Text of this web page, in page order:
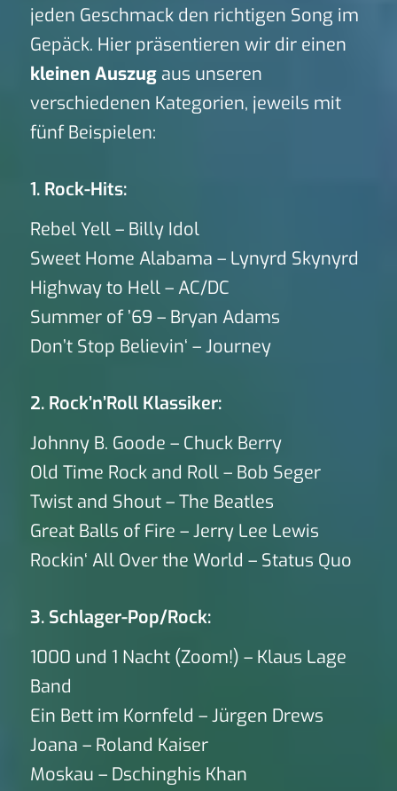
jeden Geschmack den richtigen Song im
Gepäck. Hier präsentieren wir dir einen
kleinen Auszugaus unseren
verschiedenen Kategorien, jeweils mit
fünf Beispielen:
1. Rock-Hits:
Rebel Yell – Billy Idol
Sweet Home Alabama – Lynyrd Skynyrd
Highway to Hell – AC/DC
Summer of ’69 – Bryan Adams
Don’t Stop Believin‘ – Journey
2. Rock’n’Roll Klassiker:
Johnny B. Goode – Chuck Berry
Old Time Rock and Roll – Bob Seger
Twist and Shout – The Beatles
Great Balls of Fire – Jerry Lee Lewis
Rockin‘ All Over the World – Status Quo
3. Schlager-Pop/Rock:
1000 und 1 Nacht (Zoom!) – Klaus Lage
Band
Ein Bett im Kornfeld – Jürgen Drews
Joana – Roland Kaiser
Moskau – Dschinghis Khan